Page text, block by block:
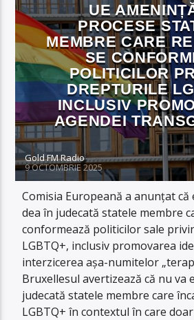
UE
PROCESE
MEMBRE CARE
SE
POLITICILOR
DREPTURILE
INCLUSIV
AGENDEI
Gold FM Radio
9 OCTOMBRIE 2025
Comisia Europeană a anunțat
dea în judecată statele membre
conformează politicilor sale
LGBTQ+, inclusiv promovarea
interzicerea așa-numitelor
Bruxellesul avertizează că nu va
judecată statele membre care
LGBTQ+ în contextul în care